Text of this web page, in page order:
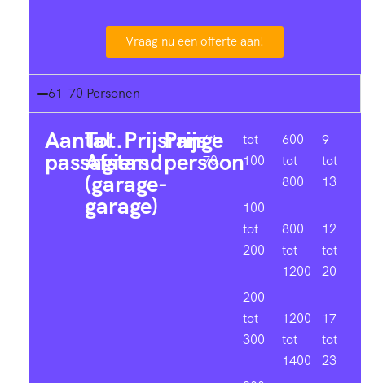
Vraag nu een offerte aan!
61-70 Personen
Aantal
passagiers
Tot.
Afstand
(garage-
garage)
Prijsrange
Prijs
persoon
61-
70
tot
100
100
tot
200
200
tot
300
600
tot
800
800
tot
1200
1200
tot
1400
9
tot
13
12
tot
20
17
tot
23